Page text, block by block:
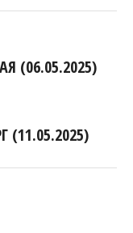
(06.05.2025)